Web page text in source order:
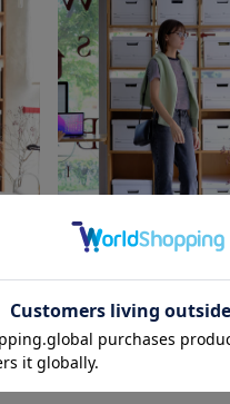
shika
web store
170cm